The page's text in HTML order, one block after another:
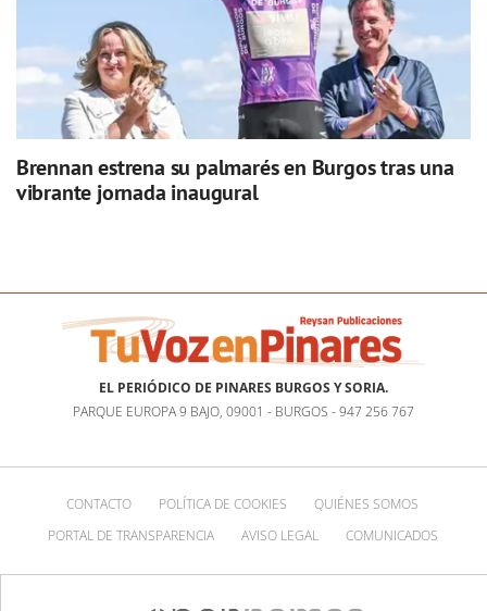
Brennan estrena su palmarés en Burgos tras una
vibrante jornada inaugural
EL PERIÓDICO DE PINARES BURGOS Y SORIA.
PARQUE EUROPA 9 BAJO, 09001 - BURGOS - 947 256 767
CONTACTO POLÍTICA DE COOKIES
QUIÉNES SOMOS
PORTAL DE TRANSPARENCIA
AVISO LEGAL COMUNICADOS